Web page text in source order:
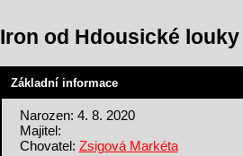
Iron od Hdousické louky
Základní informace
Narozen: 4. 8. 2020
Majitel:
Chovatel: Zsigová Markéta